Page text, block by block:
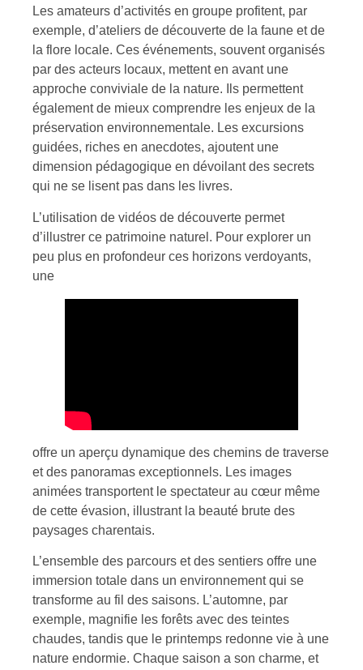
Les amateurs d’activités en groupe profitent, par
exemple, d’ateliers de découverte de la faune et de
la flore locale. Ces événements, souvent organisés
par des acteurs locaux, mettent en avant une
approche conviviale de la nature. Ils permettent
également de mieux comprendre les enjeux de la
préservation environnementale. Les excursions
guidées, riches en anecdotes, ajoutent une
dimension pédagogique en dévoilant des secrets
qui ne se lisent pas dans les livres.
L’utilisation de vidéos de découverte permet
d’illustrer ce patrimoine naturel. Pour explorer un
peu plus en profondeur ces horizons verdoyants,
une
offre un aperçu dynamique des chemins de traverse
et des panoramas exceptionnels. Les images
animées transportent le spectateur au cœur même
de cette évasion, illustrant la beauté brute des
paysages charentais.
L’ensemble des parcours et des sentiers offre une
immersion totale dans un environnement qui se
transforme au fil des saisons. L’automne, par
exemple, magnifie les forêts avec des teintes
chaudes, tandis que le printemps redonne vie à une
nature endormie. Chaque saison a son charme, et